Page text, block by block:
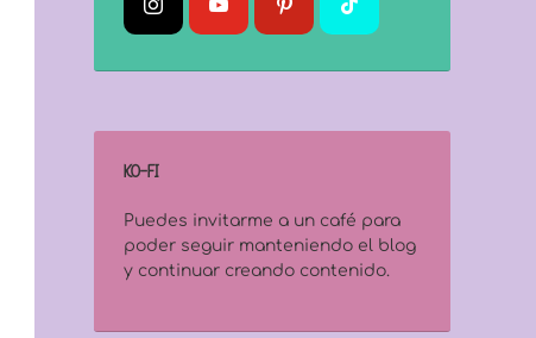
KO-FI
Puedes invitarme a un café para
poder seguir manteniendo el blog
y continuar creando contenido.